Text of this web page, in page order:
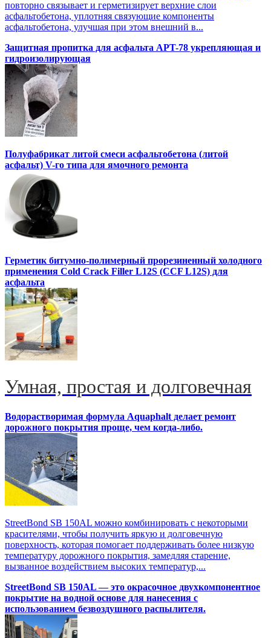
повторно связывает и герметизирует верхние слои
асфальтобетона, уплотняя связующие компоненты
асфальтобетона, улучшая при этом внешний в...
Защитная пропитка для асфальта APT-78 укрепляющая и
гидроизолирующая
Полуфабрикат литой смеси асфальтобетона (литой
асфальт) V-го типа для ямочного ремонта
Герметик битумно-полимерный прорезиненный холодного
применения Cold Crack Filler L12S (ССF L12S) для
асфальта
Умная, простая и долговечная
Водорастворимая формула Aquaphalt делает ремонт
дорожного покрытия проще, чем когда-либо.
StreetBond SB 150AL можно комбинировать с некоторыми
красителями, чтобы получить яркую и долговечную
поверхность, которая помогает поддерживать более низкую
температуру дорожного покрытия, замедляя старение,
вызванное воздействием высоких температур,...
StreetBond SB 150AL — это окрасочное двухкомпонентное
покрытие на водной основе для нанесения с
использованием безвоздушного распылителя.